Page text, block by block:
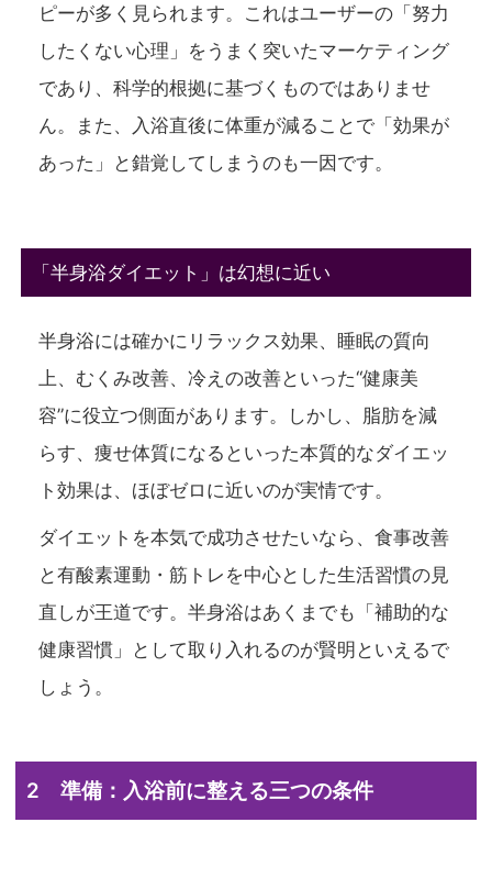
ピーが多く見られます。これはユーザーの「努力
したくない心理」をうまく突いたマーケティング
であり、科学的根拠に基づくものではありませ
ん。また、入浴直後に体重が減ることで「効果が
あった」と錯覚してしまうのも一因です。
「半身浴ダイエット」は幻想に近い
半身浴には確かにリラックス効果、睡眠の質向
上、むくみ改善、冷えの改善といった“健康美
容”に役立つ側面があります。しかし、 脂肪を減
らす、痩せ体質になる といった本質的なダイエッ
ト効果は、ほぼゼロに近いのが実情です。
ダイエットを本気で成功させたいなら、食事改善
と有酸素運動・筋トレを中心とした生活習慣の見
直しが王道です。半身浴はあくまでも「補助的な
健康習慣」として取り入れるのが賢明といえるで
しょう。
2 準備：入浴前に整える三つの条件